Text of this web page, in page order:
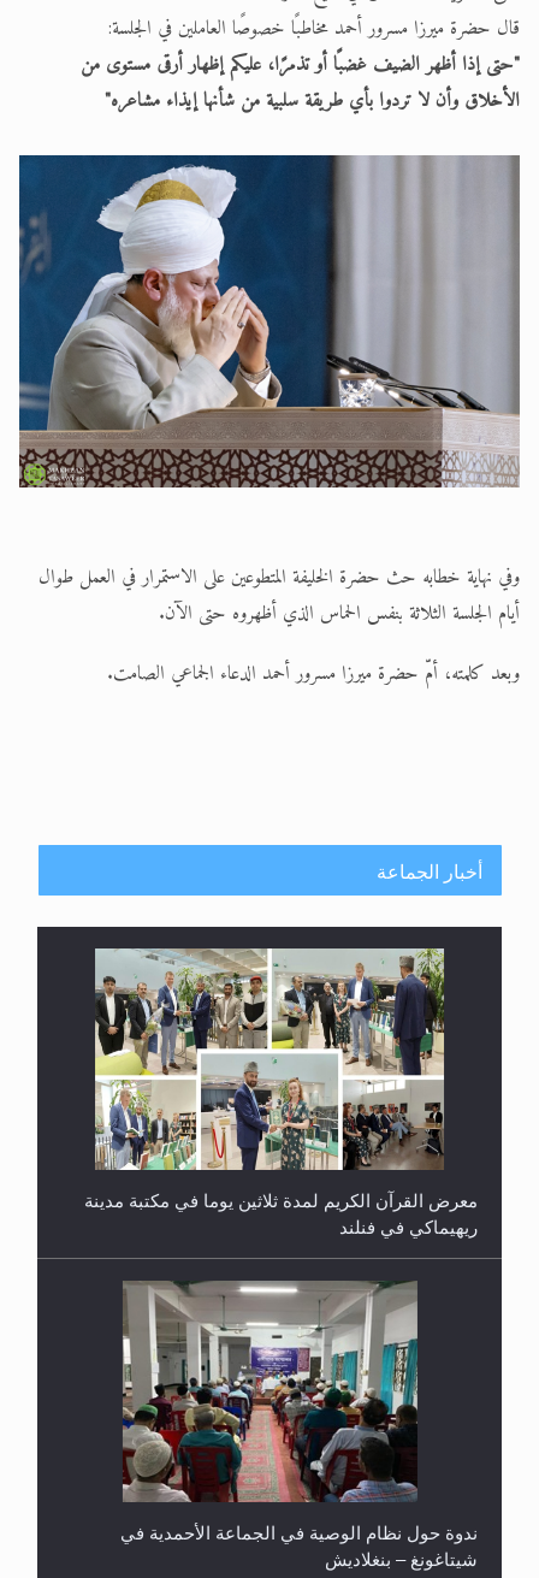
قال حضرة ميرزا مسرور أحمد مخاطبًا خصوصًا العاملين في الجلسة:
"حتى إذا أظهر الضيف غضبًا أو تذمرًا، عليكم إظهار أرقى مستوى من
الأخلاق وأن لا تردوا بأي طريقة سلبية من شأنها إيذاء مشاعره"
وفي نهاية خطابه حث حضرة الخليفة المتطوعين على الاستمرار في العمل طوال
أيام الجلسة الثلاثة بنفس الحماس الذي أظهروه حتى الآن.
وبعد كلمته، أمّ حضرة ميرزا مسرور أحمد الدعاء الجماعي الصامت.
أخبار الجماعة
معرض القرآن الكريم لمدة ثلاثين يوما في مكتبة مدينة
ريهيماكي في فنلند
ندوة حول نظام الوصية في الجماعة الأحمدية في
شيتاغونغ – بنغلاديش